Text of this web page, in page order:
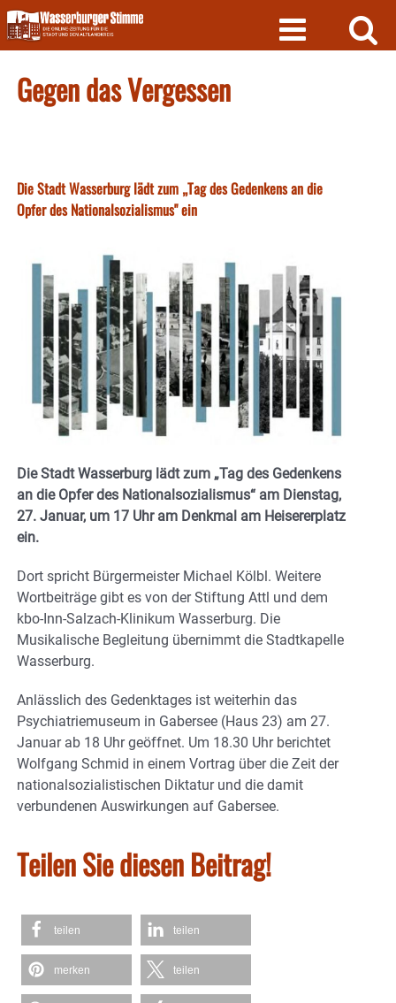
Skip
to
content
Gegen das Vergessen
Die Stadt Wasserburg lädt zum „Tag des Gedenkens an die
Opfer des Nationalsozialismus" ein
Die Stadt Wasserburg lädt zum „Tag des Gedenkens
an die Opfer des Nationalsozialismus“ am Dienstag,
27. Januar, um 17 Uhr am Denkmal am Heisererplatz
ein.
Dort spricht Bürgermeister Michael Kölbl. Weitere
Wortbeiträge gibt es von der Stiftung Attl und dem
kbo-Inn-Salzach-Klinikum Wasserburg. Die
Musikalische Begleitung übernimmt die Stadtkapelle
Wasserburg.
Anlässlich des Gedenktages ist weiterhin das
Psychiatriemuseum in Gabersee (Haus 23) am 27.
Januar ab 18 Uhr geöffnet. Um 18.30 Uhr berichtet
Wolfgang Schmid in einem Vortrag über die Zeit der
nationalsozialistischen Diktatur und die damit
verbundenen Auswirkungen auf Gabersee.
Teilen Sie diesen Beitrag!
teilen teilen
merken teilen